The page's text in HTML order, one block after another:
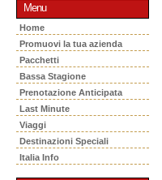
Menu
Home
Promuovi la tua azienda
Pacchetti
Bassa Stagione
Prenotazione Anticipata
Last Minute
Viaggi
Destinazioni Speciali
Italia Info